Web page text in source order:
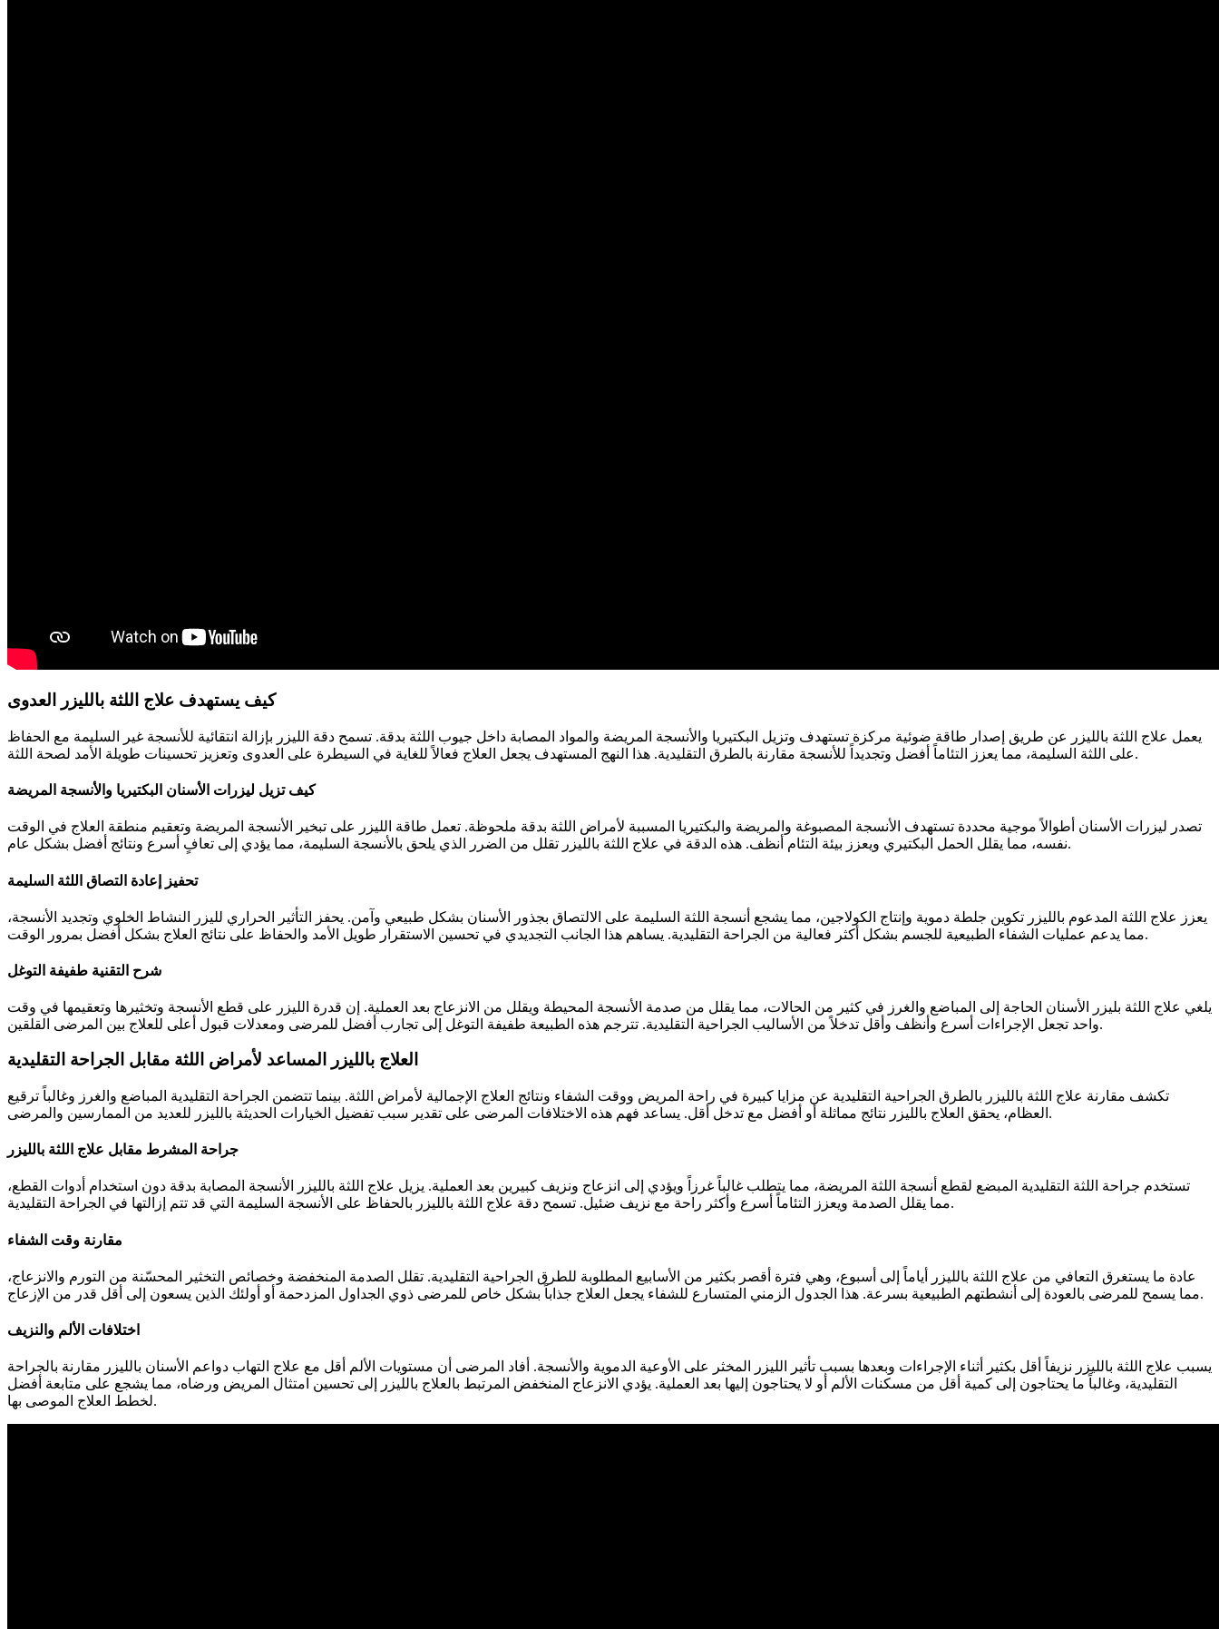
كيف يستهدف علاج اللثة بالليزر العدوى
يعمل علاج اللثة بالليزر عن طريق إصدار طاقة ضوئية مركزة تستهدف وتزيل البكتيريا والأنسجة المريضة والمواد المصابة داخل جيوب اللثة بدقة. تسمح دقة الليزر بإزالة انتقائية للأنسجة غير السليمة مع الحفاظ
على اللثة السليمة، مما يعزز التئاماً أفضل وتجديداً للأنسجة مقارنة بالطرق التقليدية. هذا النهج المستهدف يجعل العلاج فعالاً للغاية في السيطرة على العدوى وتعزيز تحسينات طويلة الأمد لصحة اللثة.
كيف تزيل ليزرات الأسنان البكتيريا والأنسجة المريضة
تصدر ليزرات الأسنان أطوالاً موجية محددة تستهدف الأنسجة المصبوغة والمريضة والبكتيريا المسببة لأمراض اللثة بدقة ملحوظة. تعمل طاقة الليزر على تبخير الأنسجة المريضة وتعقيم منطقة العلاج في الوقت
نفسه، مما يقلل الحمل البكتيري ويعزز بيئة التئام أنظف. هذه الدقة في علاج اللثة بالليزر تقلل من الضرر الذي يلحق بالأنسجة السليمة، مما يؤدي إلى تعافٍ أسرع ونتائج أفضل بشكل عام.
تحفيز إعادة التصاق اللثة السليمة
يعزز علاج اللثة المدعوم بالليزر تكوين جلطة دموية وإنتاج الكولاجين، مما يشجع أنسجة اللثة السليمة على الالتصاق بجذور الأسنان بشكل طبيعي وآمن. يحفز التأثير الحراري لليزر النشاط الخلوي وتجديد الأنسجة،
مما يدعم عمليات الشفاء الطبيعية للجسم بشكل أكثر فعالية من الجراحة التقليدية. يساهم هذا الجانب التجديدي في تحسين الاستقرار طويل الأمد والحفاظ على نتائج العلاج بشكل أفضل بمرور الوقت.
شرح التقنية طفيفة التوغل
يلغي علاج اللثة بليزر الأسنان الحاجة إلى المباضع والغرز في كثير من الحالات، مما يقلل من صدمة الأنسجة المحيطة ويقلل من الانزعاج بعد العملية. إن قدرة الليزر على قطع الأنسجة وتخثيرها وتعقيمها في وقت
واحد تجعل الإجراءات أسرع وأنظف وأقل تدخلاً من الأساليب الجراحية التقليدية. تترجم هذه الطبيعة طفيفة التوغل إلى تجارب أفضل للمرضى ومعدلات قبول أعلى للعلاج بين المرضى القلقين.
العلاج بالليزر المساعد لأمراض اللثة مقابل الجراحة التقليدية
تكشف مقارنة علاج اللثة بالليزر بالطرق الجراحية التقليدية عن مزايا كبيرة في راحة المريض ووقت الشفاء ونتائج العلاج الإجمالية لأمراض اللثة. بينما تتضمن الجراحة التقليدية المباضع والغرز وغالباً ترقيع
العظام، يحقق العلاج بالليزر نتائج مماثلة أو أفضل مع تدخل أقل. يساعد فهم هذه الاختلافات المرضى على تقدير سبب تفضيل الخيارات الحديثة بالليزر للعديد من الممارسين والمرضى.
جراحة المشرط مقابل علاج اللثة بالليزر
تستخدم جراحة اللثة التقليدية المبضع لقطع أنسجة اللثة المريضة، مما يتطلب غالباً غرزاً ويؤدي إلى انزعاج ونزيف كبيرين بعد العملية. يزيل علاج اللثة بالليزر الأنسجة المصابة بدقة دون استخدام أدوات القطع،
مما يقلل الصدمة ويعزز التئاماً أسرع وأكثر راحة مع نزيف ضئيل. تسمح دقة علاج اللثة بالليزر بالحفاظ على الأنسجة السليمة التي قد تتم إزالتها في الجراحة التقليدية.
مقارنة وقت الشفاء
عادة ما يستغرق التعافي من علاج اللثة بالليزر أياماً إلى أسبوع، وهي فترة أقصر بكثير من الأسابيع المطلوبة للطرق الجراحية التقليدية. تقلل الصدمة المنخفضة وخصائص التخثير المحسّنة من التورم والانزعاج،
مما يسمح للمرضى بالعودة إلى أنشطتهم الطبيعية بسرعة. هذا الجدول الزمني المتسارع للشفاء يجعل العلاج جذاباً بشكل خاص للمرضى ذوي الجداول المزدحمة أو أولئك الذين يسعون إلى أقل قدر من الإزعاج.
اختلافات الألم والنزيف
يسبب علاج اللثة بالليزر نزيفاً أقل بكثير أثناء الإجراءات وبعدها بسبب تأثير الليزر المخثر على الأوعية الدموية والأنسجة. أفاد المرضى أن مستويات الألم أقل مع علاج التهاب دواعم الأسنان بالليزر مقارنة بالجراحة
التقليدية، وغالباً ما يحتاجون إلى كمية أقل من مسكنات الألم أو لا يحتاجون إليها بعد العملية. يؤدي الانزعاج المنخفض المرتبط بالعلاج بالليزر إلى تحسين امتثال المريض ورضاه، مما يشجع على متابعة أفضل
لخطط العلاج الموصى بها.